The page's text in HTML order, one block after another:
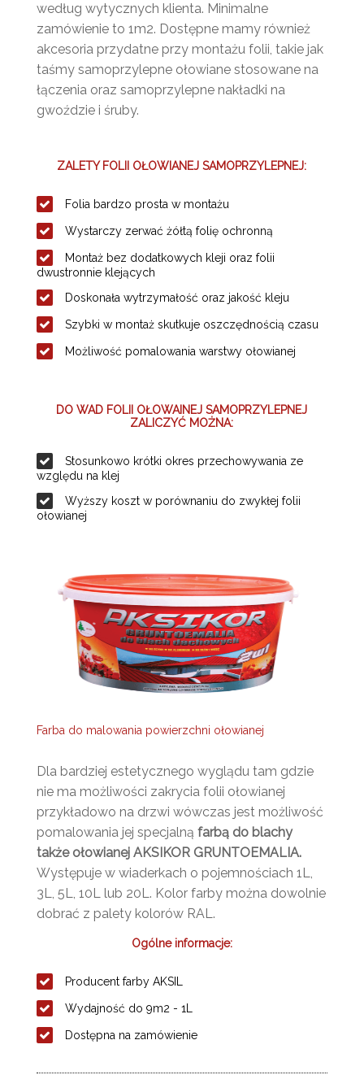
według wytycznych klienta. Minimalne
zamówienie to 1m2. Dostępne mamy również
akcesoria przydatne przy montażu folii, takie jak
taśmy samoprzylepne ołowiane stosowane na
łączenia oraz samoprzylepne nakładki na
gwoździe i śruby.
ZALETY FOLII OŁOWIANEJ SAMOPRZYLEPNEJ:
Folia bardzo prosta w montażu
Wystarczy zerwać żółtą folię ochronną
Montaż bez dodatkowych kleji oraz folii
dwustronnie klejących
Doskonała wytrzymałość oraz jakość kleju
Szybki w montaż skutkuje oszczędnością czasu
Możliwość pomalowania warstwy ołowianej
DO WAD FOLII OŁOWAINEJ SAMOPRZYLEPNEJ
ZALICZYĆ MOŻNA:
Stosunkowo krótki okres przechowywania ze
względu na klej
Wyższy koszt w porównaniu do zwykłej folii
ołowianej
Farba do malowania powierzchni ołowianej
Dla bardziej estetycznego wyglądu tam gdzie
nie ma możliwości zakrycia folii ołowianej
przykładowo na drzwi wówczas jest możliwość
pomalowania jej specjalną farbą do blachy
także ołowianej AKSIKOR GRUNTOEMALIA.
Występuje w wiaderkach o pojemnościach 1L,
3L, 5L, 10L lub 20L. Kolor farby można dowolnie
dobrać z palety kolorów RAL.
Ogólne informacje:
Producent farby AKSIL
Wydajność do 9m2 - 1L
Dostępna na zamówienie